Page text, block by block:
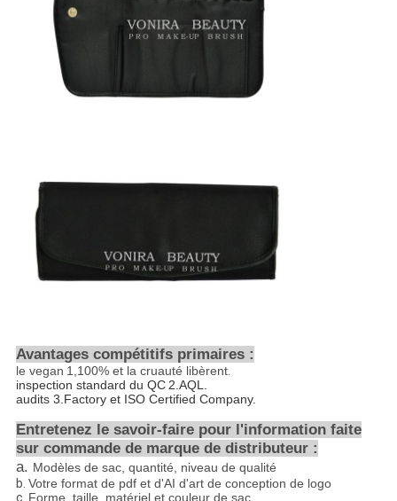
Avantages compétitifs primaires :
le vegan 1,100%et la cruauté libèrent.
inspection standard du QC 2.AQL
audits 3.Factory et ISO Certified Company.
Entretenez le savoir-faire pour l'information faite
sur commande de marque de distributeur :
a. Modèles de sac, quantité, niveau de qualité
b. Votre format de pdf et d'AI d'art de conception de logo
c. Forme, taille, matériel et couleur de sac